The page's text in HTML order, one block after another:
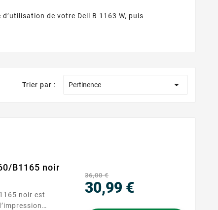
de votre Dell B 1163 W, puis
Trier par : Pertinence 
B1165 noir
36,00 €
30,99 €